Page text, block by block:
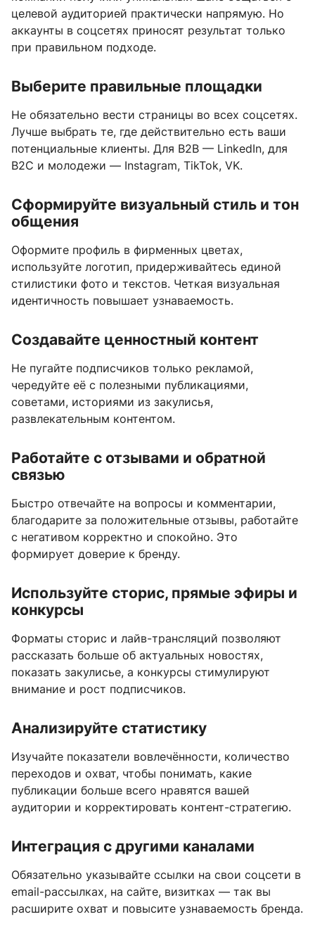
целевой аудиторией практически напрямую. Но
аккаунты в соцсетях приносят результат только
при правильном подходе.
Выберите правильные площадки
Не обязательно вести страницы во всех соцсетях.
Лучше выбрать те, где действительно есть ваши
потенциальные клиенты. Для B2B — LinkedIn, для
B2C и молодежи — Instagram, TikTok, VK.
Сформируйте визуальный стиль и тон
общения
Оформите профиль в фирменных цветах,
используйте логотип, придерживайтесь единой
стилистики фото и текстов. Четкая визуальная
идентичность повышает узнаваемость.
Создавайте ценностный контент
Не пугайте подписчиков только рекламой,
чередуйте её с полезными публикациями,
советами, историями из закулисья,
развлекательным контентом.
Работайте с отзывами и обратной
связью
Быстро отвечайте на вопросы и комментарии,
благодарите за положительные отзывы, работайте
с негативом корректно и спокойно. Это
формирует доверие к бренду.
Используйте сторис, прямые эфиры и
конкурсы
Форматы сторис и лайв-трансляций позволяют
рассказать больше об актуальных новостях,
показать закулисье, а конкурсы стимулируют
внимание и рост подписчиков.
Анализируйте статистику
Изучайте показатели вовлечённости, количество
переходов и охват, чтобы понимать, какие
публикации больше всего нравятся вашей
аудитории и корректировать контент-стратегию.
Интеграция с другими каналами
Обязательно указывайте ссылки на свои соцсети в
email-рассылках, на сайте, визитках — так вы
расширите охват и повысите узнаваемость бренда.